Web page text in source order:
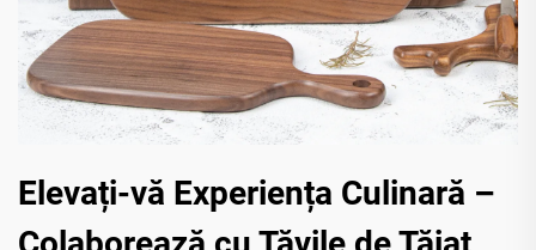
Elevați-vă Experiența Culinară –